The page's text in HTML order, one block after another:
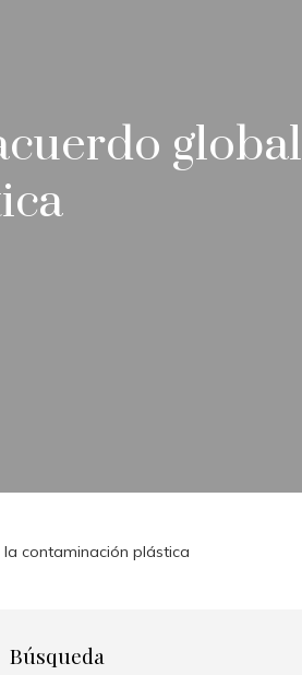
global
contaminación plástica
Búsqueda